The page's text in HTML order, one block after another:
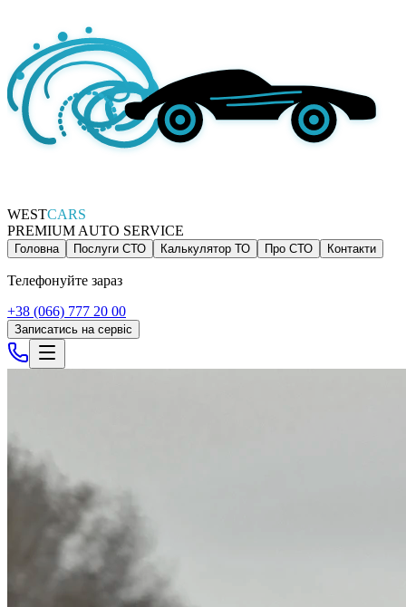
WESTCARS
PREMIUM AUTO SERVICE
Головна Послуги СТО Калькулятор ТО Про СТО Контакти
Телефонуйте зараз
+38 (066) 777 20 00
Записатись на сервіс